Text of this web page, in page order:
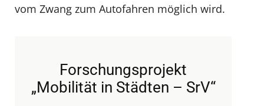
vom Zwang zum Autofahren möglich wird.
Forschungsprojekt
„Mobilität in Städten – SrV“